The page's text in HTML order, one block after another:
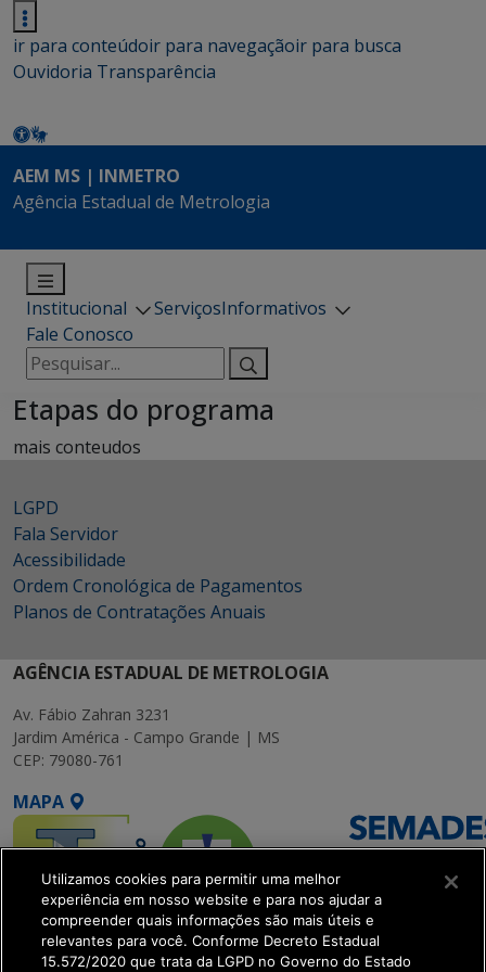
ir para conteúdoir para navegaçãoir para busca
Ouvidoria Transparência
AEM MS | INMETRO
Agência Estadual de Metrologia
Institucional ServiçosInformativos
Fale Conosco
Pesquisar
por:
Etapas do programa
mais conteudos
LGPD
Fala Servidor
Acessibilidade
Ordem Cronológica de Pagamentos
Planos de Contratações Anuais
AGÊNCIA ESTADUAL DE METROLOGIA
Av. Fábio Zahran 3231
Jardim América - Campo Grande | MS
CEP: 79080-761
MAPA
Utilizamos cookies para permitir uma melhor
experiência em nosso website e para nos ajudar a
compreender quais informações são mais úteis e
relevantes para você. Conforme Decreto Estadual
15.572/2020 que trata da LGPD no Governo do Estado